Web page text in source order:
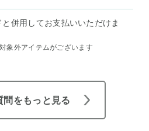
併用してお支払いいただけま
象外アイテムがございます
問をもっと見る